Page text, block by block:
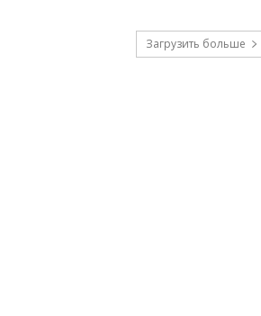
Загрузить больше